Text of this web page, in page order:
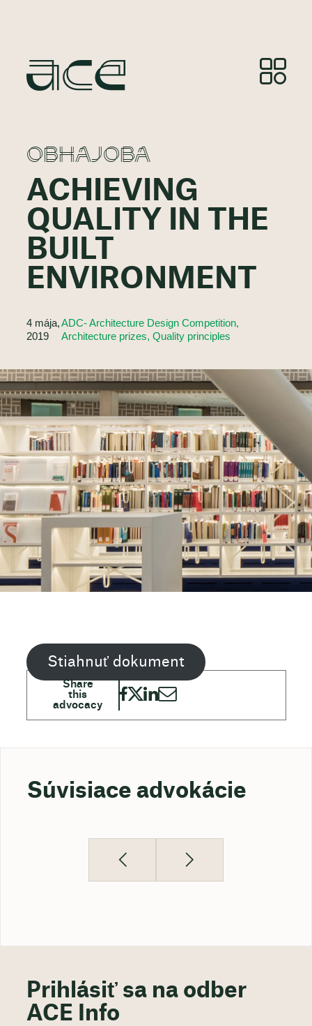
OBHAJOBA
ACHIEVING
QUALITY IN THE
BUILT
ENVIRONMENT
4 mája,
2019
ADC- Architecture Design Competition,
Architecture prizes, Quality principles
Stiahnuť dokument
Súvisiace advokácie
Prihlásiť sa na odber
ACE Info